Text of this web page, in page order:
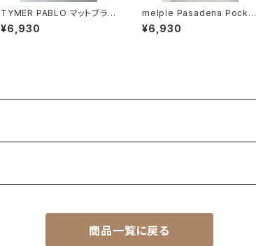
TYMER PABLO マットブラッ
ク ライトグリーン サングラス
¥6,930
melple Pasadena Pocket
S/S（Venice） Black メイプ
ル
¥6,930
商品一覧に戻る